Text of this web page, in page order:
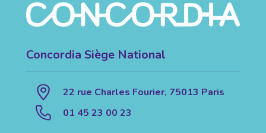
Concordia Siège National
22 rue Charles Fourier, 75013 Paris
01 45 23 00 23